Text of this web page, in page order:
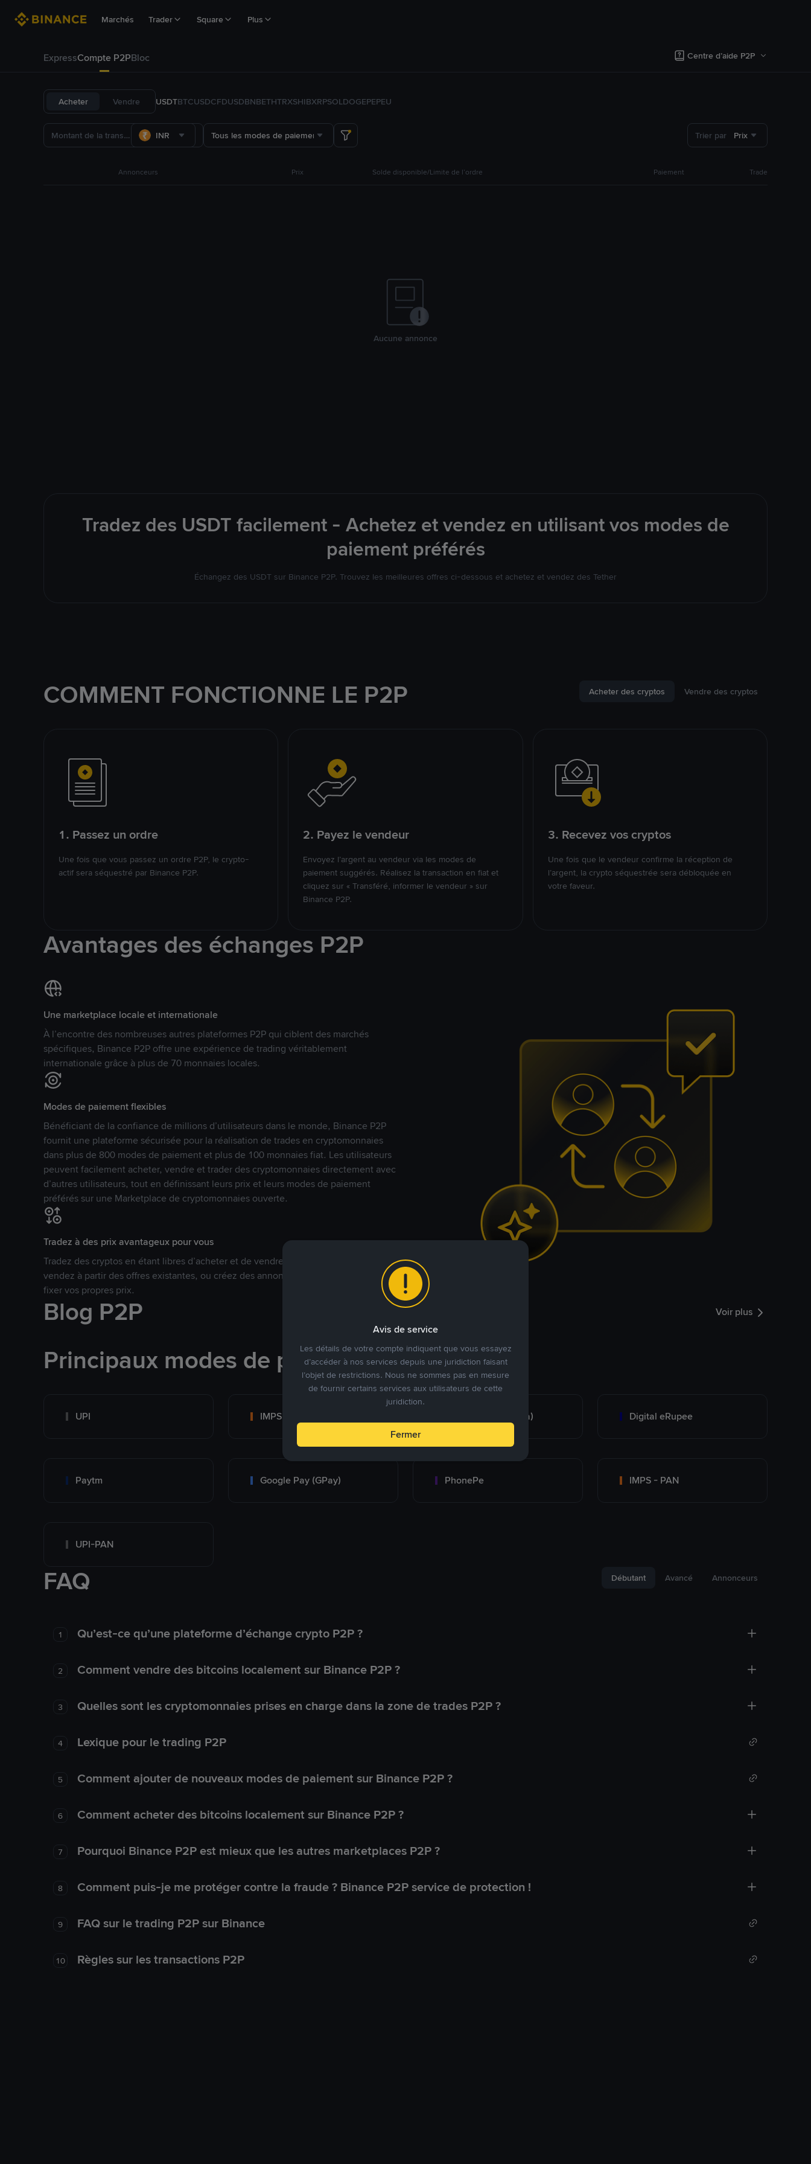
Marchés Trader Square Plus
ExpressCompte P2PBloc Centre d’aide P2P
Acheter Vendre USDTBTCUSDCFDUSDBNBETHTRXSHIBXRPSOLDOGEPEPEU
INR Tous les modes de paiement Trier par Prix
Annonceurs Prix Solde disponible/Limite de l’ordre Paiement Trade
Aucune annonce
Tradez des USDT facilement - Achetez et vendez en utilisant vos modes de
paiement préférés
Échangez des USDT sur Binance P2P. Trouvez les meilleures offres ci-dessous et achetez et vendez des Tether
COMMENT FONCTIONNE LE P2P Acheter des cryptos Vendre des cryptos
1. Passez un ordre
Une fois que vous passez un ordre P2P, le crypto-
actif sera séquestré par Binance P2P.
2. Payez le vendeur
Envoyez l’argent au vendeur via les modes de
paiement suggérés. Réalisez la transaction en fiat et
cliquez sur « Transféré, informer le vendeur » sur
Binance P2P.
3. Recevez vos cryptos
Une fois que le vendeur confirme la réception de
l’argent, la crypto séquestrée sera débloquée en
votre faveur.
Avantages des échanges P2P
Une marketplace locale et internationale
À l’encontre des nombreuses autres plateformes P2P qui ciblent des marchés
spécifiques, Binance P2P offre une expérience de trading véritablement
internationale grâce à plus de 70 monnaies locales.
Modes de paiement flexibles
Bénéficiant de la confiance de millions d’utilisateurs dans le monde, Binance P2P
fournit une plateforme sécurisée pour la réalisation de trades en cryptomonnaies
dans plus de 800 modes de paiement et plus de 100 monnaies fiat. Les utilisateurs
peuvent facilement acheter, vendre et trader des cryptomonnaies directement avec
d’autres utilisateurs, tout en définissant leurs prix et leurs modes de paiement
préférés sur une Marketplace de cryptomonnaies ouverte.
Tradez à des prix avantageux pour vous
Tradez des cryptos en étant libres d’acheter et de vendre à votre prix. Achetez ou
vendez à partir des offres existantes, ou créez des annonces commerciales pour
fixer vos propres prix.
Blog P2P Voir plus
Principaux modes de paiement
UPI IMPS Bank Transfer (India) Digital eRupee
Paytm Google Pay (GPay) PhonePe IMPS - PAN
UPI-PAN
FAQ Débutant Avancé Annonceurs
1 Qu’est-ce qu’une plateforme d’échange crypto P2P ?
2 Comment vendre des bitcoins localement sur Binance P2P ?
3 Quelles sont les cryptomonnaies prises en charge dans la zone de trades P2P ?
4 Lexique pour le trading P2P
5 Comment ajouter de nouveaux modes de paiement sur Binance P2P ?
6 Comment acheter des bitcoins localement sur Binance P2P ?
7 Pourquoi Binance P2P est mieux que les autres marketplaces P2P ?
8 Comment puis-je me protéger contre la fraude ? Binance P2P service de protection !
9 FAQ sur le trading P2P sur Binance
10 Règles sur les transactions P2P
Avis de service
Les détails de votre compte indiquent que vous essayez
d’accéder à nos services depuis une juridiction faisant
l’objet de restrictions. Nous ne sommes pas en mesure
de fournir certains services aux utilisateurs de cette
juridiction.
Fermer